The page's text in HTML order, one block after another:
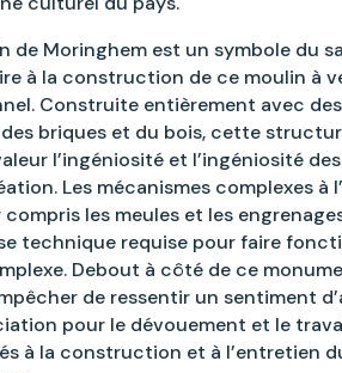
de Moringhem est un symbole du
à la construction de ce moulin à
Construite entièrement avec
briques et du bois, cette
l’ingéniosité et l’ingéniosité
Les mécanismes complexes à
compris les meules et les
technique requise pour faire
Debout à côté de ce
de ressentir un sentiment
pour le dévouement et le
à la construction et à l’entretien